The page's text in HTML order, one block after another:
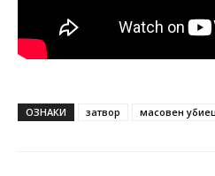
ОЗНАКИ затвор масовен убиец